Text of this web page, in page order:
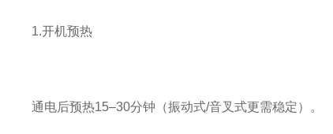
1.开机预热
通电后预热15–30分钟（振动式/音叉式更需稳定）。